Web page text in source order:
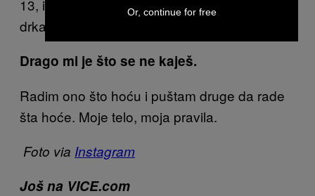
13, i učim i da ih sam radim. Majka me ne
drka zbog toga.
Drago mi je što se ne kaješ.
Radim ono što hoću i puštam druge da rade
šta hoće. Moje telo, moja pravila.
Foto via Instagram
Još na VICE.com
Or, continue for free